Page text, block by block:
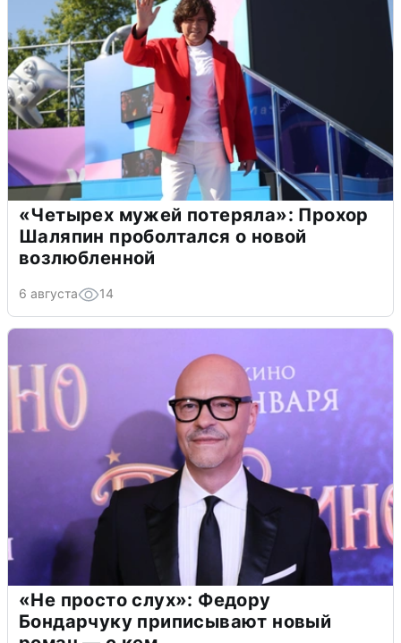
«Четырех мужей потеряла»: Прохор
Шаляпин проболтался о новой
возлюбленной
6 августа 14
«Не просто слух»: Федору
Бондарчуку приписывают новый